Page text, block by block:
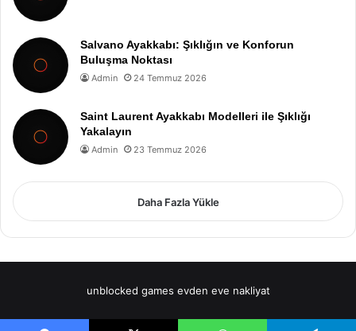
Salvano Ayakkabı: Şıklığın ve Konforun
Buluşma Noktası
Admin 24 Temmuz 2026
Saint Laurent Ayakkabı Modelleri ile Şıklığı
Yakalayın
Admin 23 Temmuz 2026
Daha Fazla Yükle
unblocked games evden eve nakliyat